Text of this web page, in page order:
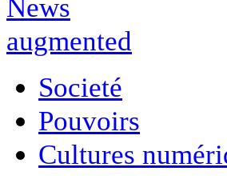
Societé
Pouvoirs
Cultures